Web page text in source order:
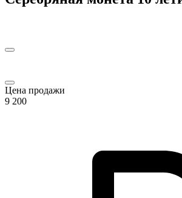
Цена продажи
9 200